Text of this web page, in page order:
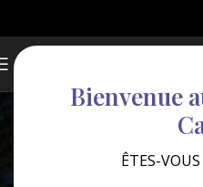
Bienvenue
ÊTES-
MENU